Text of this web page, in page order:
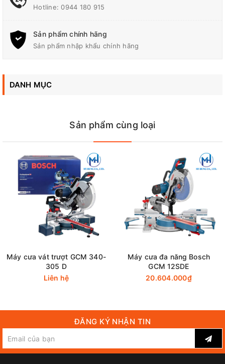
Đường Kính Lỗ
Dây Dẫn Điện/Dây Pin
Đường Kính Đá Cắt 255, 260 mm (10, 10-1/4")
Đại Lý Phân Phối Makita, Bosch Chính Hãng Tại Biên Hòa -
Công Ty TNHH Điện Cơ Mỹ Hưng
Địa chỉ: 700 Quốc lộ 1A, Tân Biên, Biên Hòa, Đồng Nai
Facebook.com/diencomyhung
Website:myhungvn.com
Hotline:0944 180 915
Sản phẩm chính hãng
Sản phẩm nhập khẩu chính hãng
DANH MỤC
Sản phẩm cùng loại
Máy cưa vát trượt GCM 340-
305 D
Liên hệ
Máy cưa đa năng Bosch
GCM 12SDE
20.604.000₫
ĐĂNG KÝ NHẬN TIN